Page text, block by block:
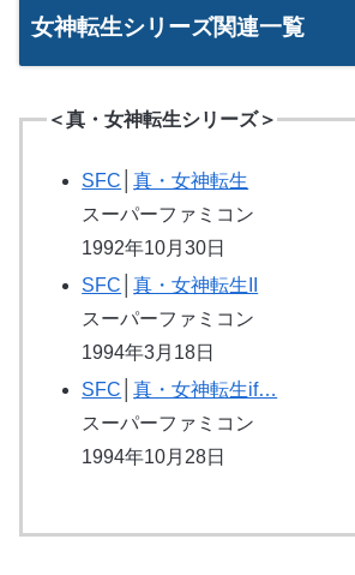
女神転生シリーズ関連一覧
＜真・女神転生シリーズ＞
SFC │真・女神転生
スーパーファミコン
1992年10月30日
SFC │真・女神転生II
スーパーファミコン
1994年3月18日
SFC │真・女神転生if…
スーパーファミコン
1994年10月28日